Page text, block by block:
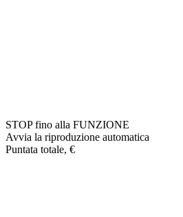
STOP fino alla FUNZIONE
Avvia la riproduzione automatica
Puntata totale, €